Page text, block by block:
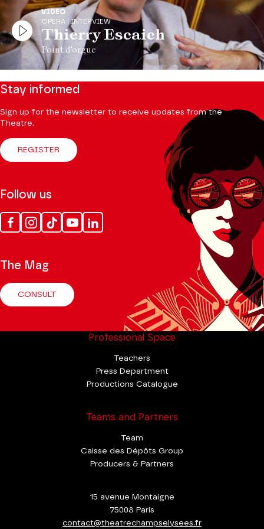
VIDEO
OPERA | INTERVIEW
Thierry Escaich
Point d'orgue
Stay informed
Sign up for the newsletter to receive updates from the
Theatre.
REGISTER
Follow us
FacebookInstagram
Tik
Tok
YoutubeLinkedin
The Mag
CONSULT
Professional Space
Teachers
Press Department
Productions Catalogue
Teams and Partners
Team
Caisse des Dépôts Group
Producers & Partners
15 avenue Montaigne
75008 Paris
contact@theatrechampselysees.fr